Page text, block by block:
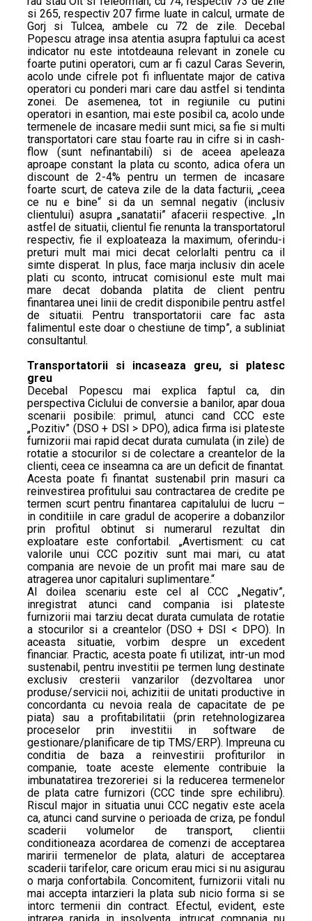
si 265, respectiv 207 firme luate in calcul, urmate de
Gorj si Tulcea, ambele cu 72 de zile. Decebal
Popescu atrage insa atentia asupra faptului ca acest
indicator nu este intotdeauna relevant in zonele cu
foarte putini operatori, cum ar fi cazul Caras Severin,
acolo unde cifrele pot fi influentate major de cativa
operatori cu ponderi mari care dau astfel si tendinta
zonei. De asemenea, tot in regiunile cu putini
operatori in esantion, mai este posibil ca, acolo unde
termenele de incasare medii sunt mici, sa fie si multi
transportatori care stau foarte rau in cifre si in cash-
flow (sunt nefinantabili) si de aceea apeleaza
aproape constant la plata cu sconto, adica ofera un
discount de 2-4% pentru un termen de incasare
foarte scurt, de cateva zile de la data facturii, „ceea
ce nu e bine“ si da un semnal negativ (inclusiv
clientului) asupra „sanatatii” afacerii respective. „In
astfel de situatii, clientul fie renunta la transportatorul
respectiv, fie il exploateaza la maximum, oferindu-i
preturi mult mai mici decat celorlalti pentru ca il
simte disperat. In plus, face marja inclusiv din acele
plati cu sconto, intrucat comisionul este mult mai
mare decat dobanda platita de client pentru
finantarea unei linii de credit disponibile pentru astfel
de situatii. Pentru transportatorii care fac asta
falimentul este doar o chestiune de timp”, a subliniat
consultantul.
Transportatorii si incaseaza greu, si platesc
greu
Decebal Popescu mai explica faptul ca, din
perspectiva Ciclului de conversie a banilor, apar doua
scenarii posibile: primul, atunci cand CCC este
„Pozitiv” (DSO + DSI > DPO), adica firma isi plateste
furnizorii mai rapid decat durata cumulata (in zile) de
rotatie a stocurilor si de colectare a creantelor de la
clienti, ceea ce inseamna ca are un deficit de finantat.
Acesta poate fi finantat sustenabil prin masuri ca
reinvestirea profitului sau contractarea de credite pe
termen scurt pentru finantarea capitalului de lucru –
in conditiile in care gradul de acoperire a dobanzilor
prin profitul obtinut si numerarul rezultat din
exploatare este confortabil. „Avertisment: cu cat
valorile unui CCC pozitiv sunt mai mari, cu atat
compania are nevoie de un profit mai mare sau de
atragerea unor capitaluri suplimentare.“
Al doilea scenariu este cel al CCC „Negativ”,
inregistrat atunci cand compania isi plateste
furnizorii mai tarziu decat durata cumulata de rotatie
a stocurilor si a creantelor (DSO + DSI < DPO). In
aceasta situatie, vorbim despre un excedent
financiar. Practic, acesta poate fi utilizat, intr-un mod
sustenabil, pentru investitii pe termen lung destinate
exclusiv cresterii vanzarilor (dezvoltarea unor
produse/servicii noi, achizitii de unitati productive in
concordanta cu nevoia reala de capacitate de pe
piata) sau a profitabilitatii (prin retehnologizarea
proceselor prin investitii in software de
gestionare/planificare de tip TMS/ERP). Impreuna cu
conditia de baza a reinvestirii profiturilor in
companie, toate aceste elemente contribuie la
imbunatatirea trezoreriei si la reducerea termenelor
de plata catre furnizori (CCC tinde spre echilibru).
Riscul major in situatia unui CCC negativ este acela
ca, atunci cand survine o perioada de criza, pe fondul
scaderii volumelor de transport, clientii
conditioneaza acordarea de comenzi de acceptarea
maririi termenelor de plata, alaturi de acceptarea
scaderii tarifelor, care oricum erau mici si nu asigurau
o marja confortabila. Concomitent, furnizorii vitali nu
mai accepta intarzieri la plata sub nicio forma si se
intorc termenii din contract. Efectul, evident, este
intrarea rapida in insolventa, intrucat compania nu